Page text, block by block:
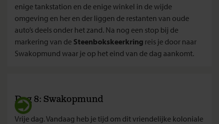
enige tankstation en de enige winkel in de wijde
omgeving en her en der liggen de restanten van oude
auto’s deels onder het zand. Na nog een stop bij de
markering van de Steenbokskeerkring reis je door naar
Swakopmund waar je op het eind van de dag aankomt.
Dag 8: Swakopmund
Vrije dag. Vandaag heb je tijd om dit vriendelijke koloniale